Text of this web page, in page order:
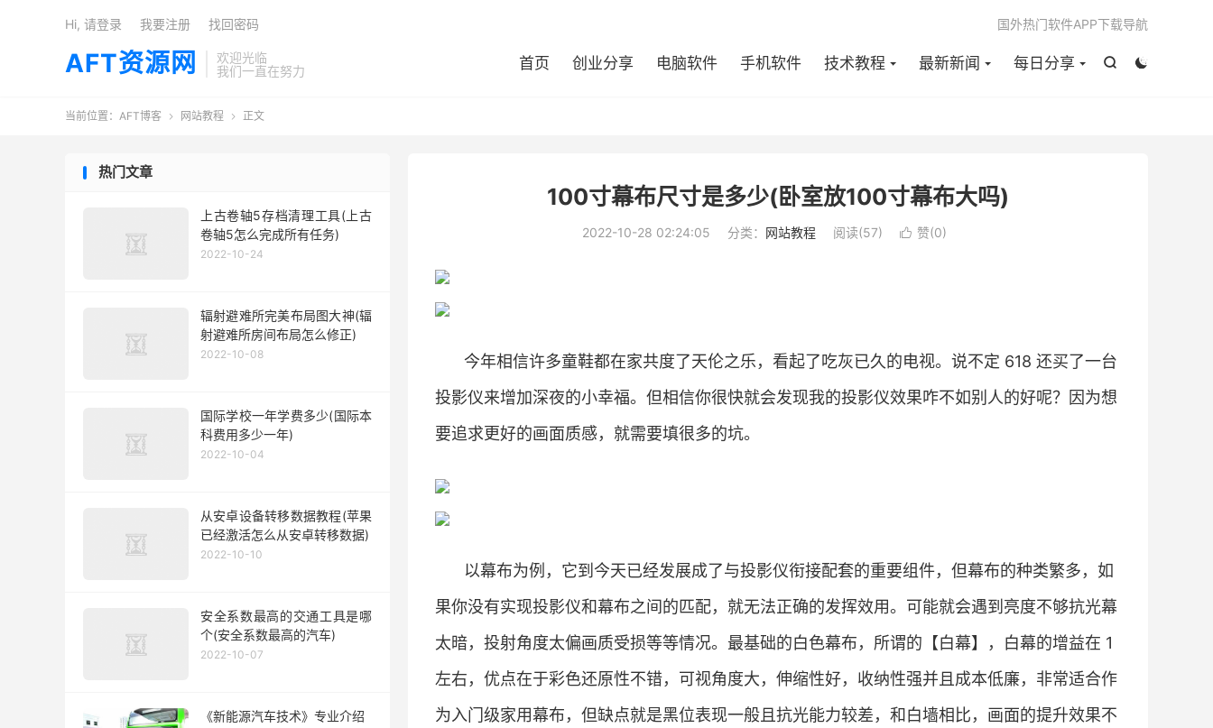
AFT资源网
欢迎光临
我们一直在努力


首页 创业分享 电脑软件 手机软件 技术教程 最新新闻 每日分享
国外热门软件APP下载导航
Hi, 请登录 我要注册 找回密码
当前位置： AFT博客  网站教程  正文
100寸幕布尺寸是多少(卧室放100寸幕布大吗)
2022-10-28 02:24:05 分类： 网站教程 阅读(57)  赞(0)
今年相信许多童鞋都在家共度了天伦之乐，看起了吃灰已久的电视。说不定 618 还买了一台
投影仪来增加深夜的小幸福。但相信你很快就会发现我的投影仪效果咋不如别人的好呢？因为想
要追求更好的画面质感，就需要填很多的坑。
以幕布为例，它到今天已经发展成了与投影仪衔接配套的重要组件，但幕布的种类繁多，如
果你没有实现投影仪和幕布之间的匹配，就无法正确的发挥效用。可能就会遇到亮度不够抗光幕
太暗，投射角度太偏画质受损等等情况。最基础的白色幕布，所谓的【白幕】，白幕的增益在 1
左右，优点在于彩色还原性不错，可视角度大，伸缩性好，收纳性强并且成本低廉，非常适合作
为入门级家用幕布，但缺点就是黑位表现一般且抗光能力较差，和白墙相比，画面的提升效果不
热门文章
上古卷轴5存档清理工具(上古
卷轴5怎么完成所有任务)
2022-10-24
辐射避难所完美布局图大神(辐
射避难所房间布局怎么修正)
2022-10-08
国际学校一年学费多少(国际本
科费用多少一年)
2022-10-04
从安卓设备转移数据教程(苹果
已经激活怎么从安卓转移数据)
2022-10-10
安全系数最高的交通工具是哪
个(安全系数最高的汽车)
2022-10-07
《新能源汽车技术》专业介绍